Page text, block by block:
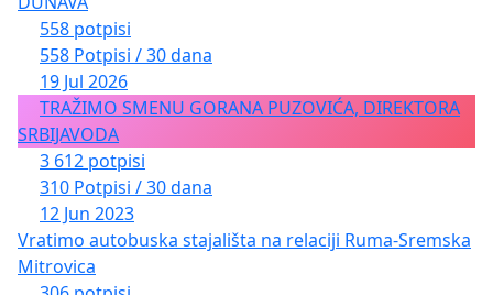
558 potpisi
558 Potpisi / 30 dana
19 Jul 2026
TRAŽIMO SMENU GORANA PUZOVIĆA, DIREKTORA
SRBIJAVODA
3 612 potpisi
310 Potpisi / 30 dana
12 Jun 2023
Vratimo autobuska stajališta na relaciji Ruma-Sremska
Mitrovica